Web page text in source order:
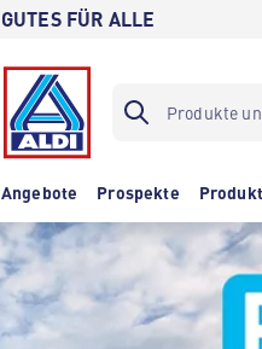
GUTES FÜR ALLE
Angebote Prospekte